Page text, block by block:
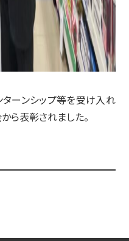
ターンシップ等を受け入れ
ら表彰されました。